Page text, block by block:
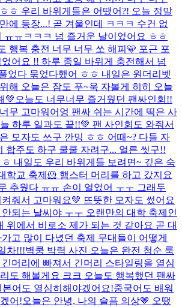
ㅎ 우리 바위게들은 어땠어?! 오늘 정말
에 등장...! 곧 겨울인데 ㅋㅋㅋ 수건 없
ㅠㅠㅋㅋㅋ 넘 즐거운 날이었어요 ㅎㅎ
행복 충전 너무 너무 쏘 해피🩵 포근 포
어요 !! 하루 종일 바위게 충전해서 넘
었다 묶었다했어 ㅎㅎ 내일은 원더리벳
해 오늘은 잠도 푸~욱 자볼게 히히 오늘
💚 오늘도 너무너무 즐거웠던 팬싸인회!!
무 고마워어엉 팬싸 쉬는 시간에 띡은 사
하루 일과도 끝!!💚 팬 사인회도 와줘서
모자도 쓰구 깐밍 ㅎㅎ 어때~? 다들 자
합주도 하구 쿨쿨 자려구... 얼른 씻구!!
내일도 우리 바위게들 보려면~ 깊은 숙
학교 축제🐹 햄스터 머리를 하고 갔지요
추웠다 ㅠㅠ 손이 얼었어 ㅜㅜ 그래두
줘서 고마워요💚 뜨뜻한 모자도 썼어요
되는 날씨야 ㅜㅜ 오랜만의 대학 축제인
위에서 비로소 제가 되는 것 같아요 곧 대
고 많이 다녔던 축제 무대들이 어떻게
차!!!벽쿵 박력 사진 오늘은 완전 청순 룩
머리에 빠져서 긴머리 스타일링을 열심
도 해볼게요 크크 오늘도 행복했던 팬싸
어도 열심히해야겠어요!중국어도 배워
어!오늘은 안녕, 나의 슬픔 의상🤎 오땠